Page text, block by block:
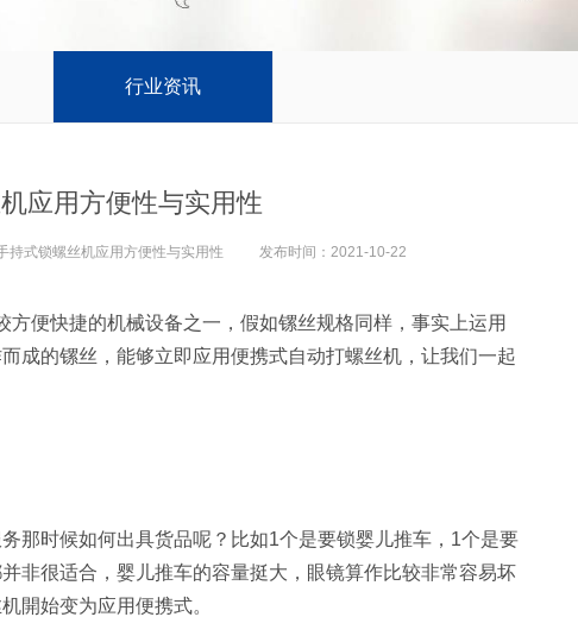
行业资讯
应用方便性与实用性
持式锁螺丝机应用方便性与实用性 发布时间： 2021-10-22
便快捷的机械设备之一，假如镙丝规格同样，事实上运用
成的镙丝，能够立即应用便携式自动打螺丝机，让我们一起
时候如何出具货品呢？比如1个是要锁婴儿推车，1个是要
非很适合，婴儿推车的容量挺大，眼镜算作比较非常容易坏
開始变为应用便携式。